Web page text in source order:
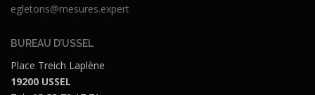
egletons@mesures.expert
BUREAU D’USSEL
Place Treich Laplène
19200 USSEL